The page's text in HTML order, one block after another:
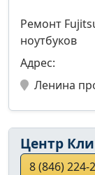
Ремонт
ноутбуков
Адрес:
Ленина
Центр
8 (846) 224-